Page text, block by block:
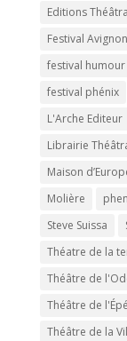
Editions
Festival Avignon
festival humour
festival phénix
L'Arche Editeur
Librairie
Maison
Molière
Steve Suissa
Théatre de la
Théâtre de
Théâtre de
Théâtre de la